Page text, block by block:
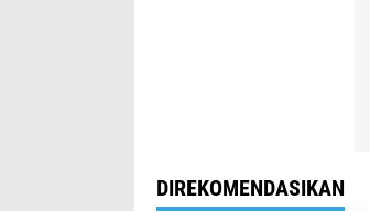
DIREKOMENDASIKAN